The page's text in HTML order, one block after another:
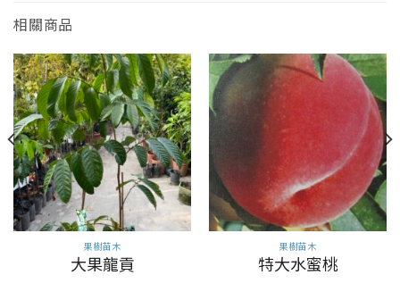
相關商品
果樹苗木
大果龍貢
果樹苗木
特大水蜜桃